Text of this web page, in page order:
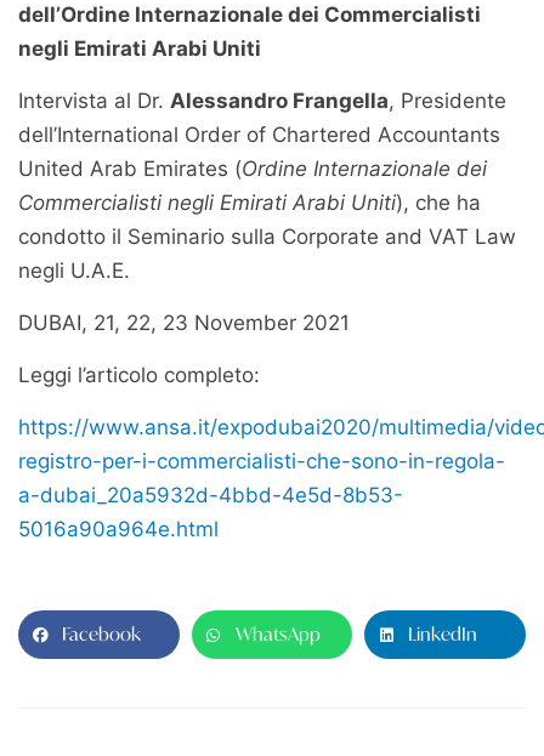
dell’Ordine Internazionale dei Commercialisti
negli Emirati Arabi Uniti
Intervista al Dr. Alessandro Frangella, Presidente
dell’International Order of Chartered Accountants
United Arab Emirates (Ordine Internazionale dei
Commercialisti negli Emirati Arabi Uniti), che ha
condotto il Seminario sulla Corporate and VAT Law
negli U.A.E.
DUBAI, 21, 22, 23 November 2021
Leggi l’articolo completo:
https://www.ansa.it/expodubai2020/multimedia/
registro-per-i-commercialisti-che-sono-in-regola-
a-dubai_20a5932d-4bbd-4e5d-8b53-
5016a90a964e.html
Facebook WhatsApp LinkedIn